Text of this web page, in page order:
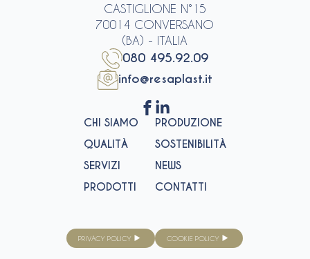
CASTIGLIONE N°15
70014 CONVERSANO
(BA) - ITALIA
080 495.92.09
info@resaplast.it
CHI SIAMO
PRODUZIONE
QUALITÀ
SOSTENIBILITÀ
SERVIZI
NEWS
PRODOTTI
CONTATTI
PRIVACY POLICY COOKIE POLICY